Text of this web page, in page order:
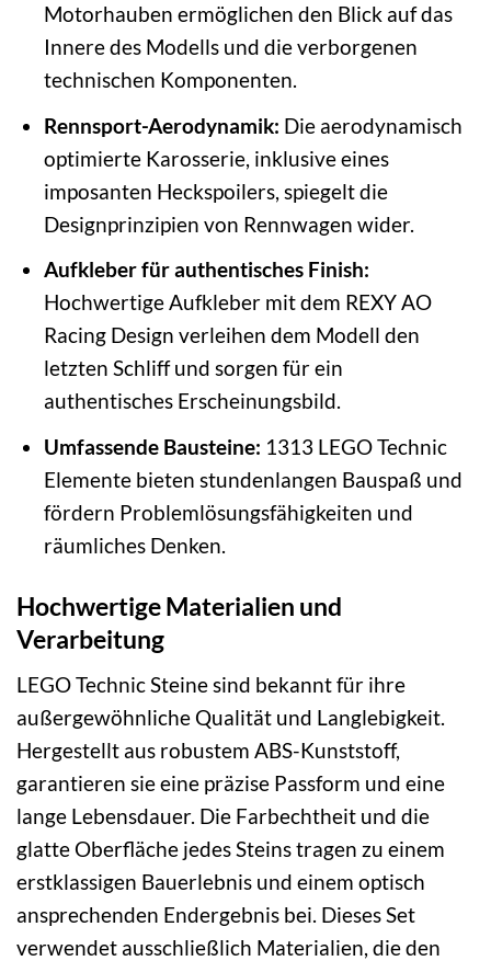
Motorhauben ermöglichen den Blick auf das
Innere des Modells und die verborgenen
technischen Komponenten.
Rennsport-Aerodynamik: Die aerodynamisch
optimierte Karosserie, inklusive eines
imposanten Heckspoilers, spiegelt die
Designprinzipien von Rennwagen wider.
Aufkleber für authentisches Finish:
Hochwertige Aufkleber mit dem REXY AO
Racing Design verleihen dem Modell den
letzten Schliff und sorgen für ein
authentisches Erscheinungsbild.
Umfassende Bausteine: 1313 LEGO Technic
Elemente bieten stundenlangen Bauspaß und
fördern Problemlösungsfähigkeiten und
räumliches Denken.
Hochwertige Materialien und
Verarbeitung
LEGO Technic Steine sind bekannt für ihre
außergewöhnliche Qualität und Langlebigkeit.
Hergestellt aus robustem ABS-Kunststoff,
garantieren sie eine präzise Passform und eine
lange Lebensdauer. Die Farbechtheit und die
glatte Oberfläche jedes Steins tragen zu einem
erstklassigen Bauerlebnis und einem optisch
ansprechenden Endergebnis bei. Dieses Set
verwendet ausschließlich Materialien, die den